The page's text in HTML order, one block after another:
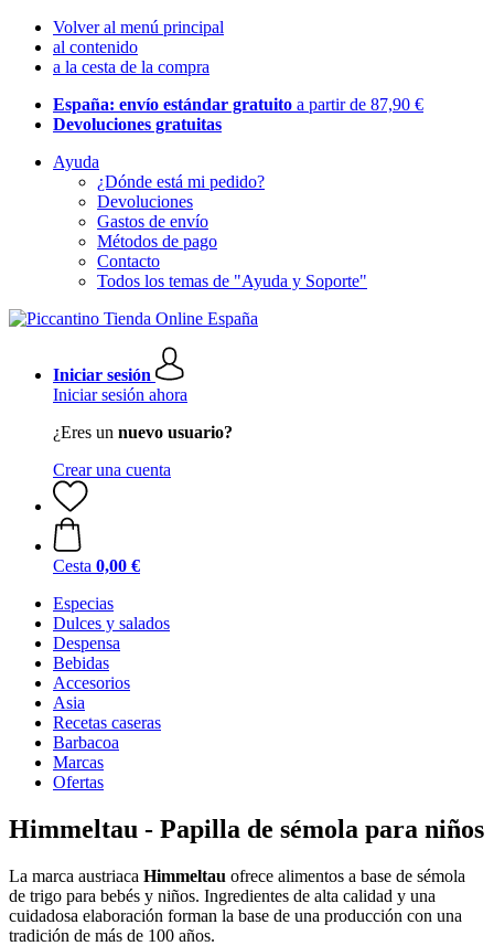
Volver al menú principal
al contenido
a la cesta de la compra
España: envío estándar gratuito a partir de 87,90 €
Devoluciones gratuitas
Ayuda
¿Dónde está mi pedido?
Devoluciones
Gastos de envío
Métodos de pago
Contacto
Todos los temas de "Ayuda y Soporte"
Iniciar sesión
Iniciar sesión ahora
¿Eres un nuevo usuario?
Crear una cuenta
Cesta 0,00 €
Especias
Dulces y salados
Despensa
Bebidas
Accesorios
Asia
Recetas caseras
Barbacoa
Marcas
Ofertas
Himmeltau - Papilla de sémola para niños
La marca austriaca Himmeltau ofrece alimentos a base de sémola
de trigo para bebés y niños. Ingredientes de alta calidad y una
cuidadosa elaboración forman la base de una producción con una
tradición de más de 100 años.